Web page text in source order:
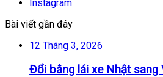
Instagram
Bài viết gần đây
12 Tháng 3, 2026
Đổi bằng lái xe Nhật sang